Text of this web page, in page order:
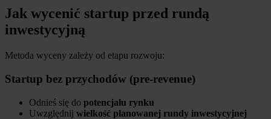
Jak wycenić startup przed rundą
inwestycyjną
Metoda wyceny zależy od etapu rozwoju:
Startup bez przychodów (pre-revenue)
Odnieś się do potencjału rynku
Uwzględnij wielkość planowanej rundy inwestycyjnej